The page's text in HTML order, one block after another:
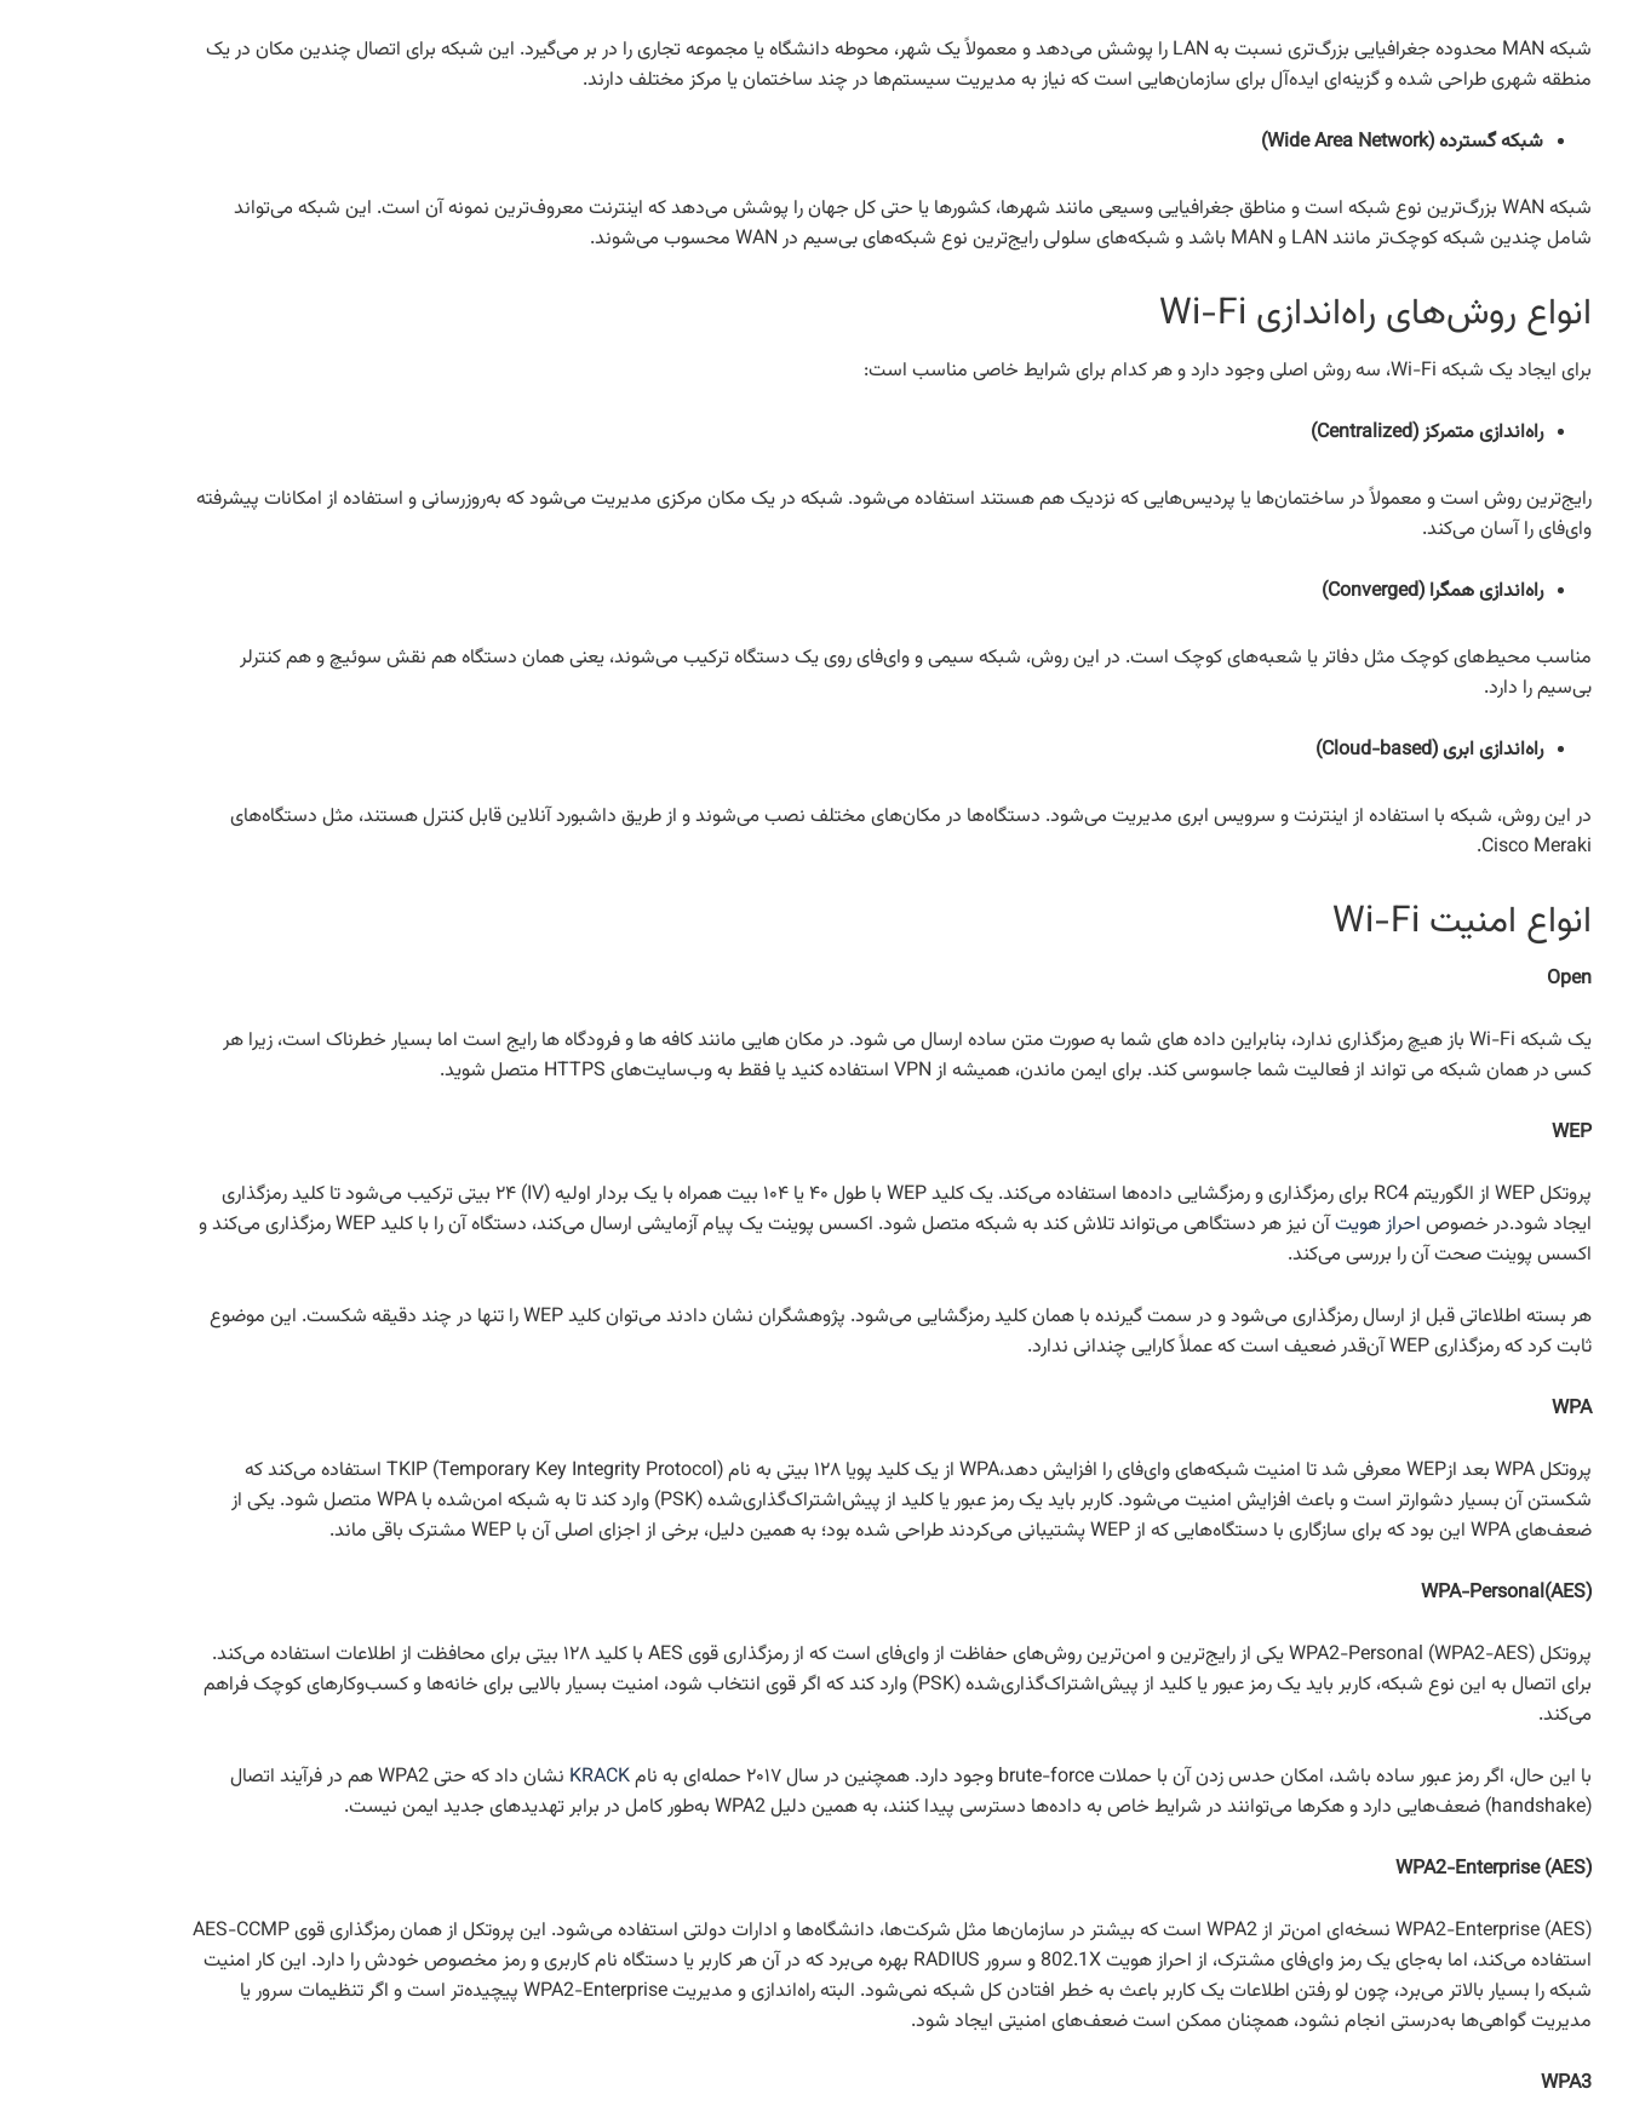
شبکه MAN محدوده جغرافیایی بزرگ‌تری نسبت به LAN را پوشش می‌دهد و معمولاً یک شهر، محوطه دانشگاه یا مجموعه تجاری را در بر می‌گیرد. این شبکه برای اتصال چندین مکان در یک
منطقه شهری طراحی شده و گزینه‌ای ایده‌آل برای سازمان‌هایی است که نیاز به مدیریت سیستم‌ها در چند ساختمان یا مرکز مختلف دارند.
شبکه گسترده (Wide Area Network)
شبکه WAN بزرگ‌ترین نوع شبکه است و مناطق جغرافیایی وسیعی مانند شهرها، کشورها یا حتی کل جهان را پوشش می‌دهد که اینترنت معروف‌ترین نمونه آن است. این شبکه می‌تواند
شامل چندین شبکه کوچک‌تر مانند LAN و MAN باشد و شبکه‌های سلولی رایج‌ترین نوع شبکه‌های بی‌سیم در WAN محسوب می‌شوند.
انواع روش‌های راه‌اندازی Wi-Fi
برای ایجاد یک شبکه Wi-Fi، سه روش اصلی وجود دارد و هر کدام برای شرایط خاصی مناسب است:
راه‌اندازی متمرکز (Centralized)
رایج‌ترین روش است و معمولاً در ساختمان‌ها یا پردیس‌هایی که نزدیک هم هستند استفاده می‌شود. شبکه در یک مکان مرکزی مدیریت می‌شود که به‌روزرسانی و استفاده از امکانات پیشرفته
وای‌فای را آسان می‌کند.
راه‌اندازی همگرا (Converged)
مناسب محیط‌های کوچک مثل دفاتر یا شعبه‌های کوچک است. در این روش، شبکه سیمی و وای‌فای روی یک دستگاه ترکیب می‌شوند، یعنی همان دستگاه هم نقش سوئیچ و هم کنترلر
بی‌سیم را دارد.
راه‌اندازی ابری (Cloud-based)
در این روش، شبکه با استفاده از اینترنت و سرویس ابری مدیریت می‌شود. دستگاه‌ها در مکان‌های مختلف نصب می‌شوند و از طریق داشبورد آنلاین قابل کنترل هستند، مثل دستگاه‌های
Cisco Meraki.
انواع امنیت Wi-Fi
Open
یک شبکه Wi-Fi باز هیچ رمزگذاری ندارد، بنابراین داده های شما به صورت متن ساده ارسال می شود. در مکان هایی مانند کافه ها و فرودگاه ها رایج است اما بسیار خطرناک است، زیرا هر
کسی در همان شبکه می تواند از فعالیت شما جاسوسی کند. برای ایمن ماندن، همیشه از VPN استفاده کنید یا فقط به وب‌سایت‌های HTTPS متصل شوید.
WEP
پروتکل WEP از الگوریتم RC4 برای رمزگذاری و رمزگشایی داده‌ها استفاده می‌کند. یک کلید WEP با طول ۴۰ یا ۱۰۴ بیت همراه با یک بردار اولیه (IV) ۲۴ بیتی ترکیب می‌شود تا کلید رمزگذاری
ایجاد شود.در خصوص احراز هویت
آن نیز هر دستگاهی می‌تواند تلاش کند به شبکه متصل شود. اکسس پوینت یک پیام آزمایشی ارسال می‌کند، دستگاه آن را با کلید WEP رمزگذاری می‌کند و
اکسس پوینت صحت آن را بررسی می‌کند.
هر بسته اطلاعاتی قبل از ارسال رمزگذاری می‌شود و در سمت گیرنده با همان کلید رمزگشایی می‌شود. پژوهشگران نشان دادند می‌توان کلید WEP را تنها در چند دقیقه شکست. این موضوع
ثابت کرد که رمزگذاری WEP آن‌قدر ضعیف است که عملاً کارایی چندانی ندارد.
WPA
پروتکل WPA بعد ازWEP معرفی شد تا امنیت شبکه‌های وای‌فای را افزایش دهد،WPA از یک کلید پویا ۱۲۸ بیتی به نام TKIP (Temporary Key Integrity Protocol) استفاده می‌کند که
شکستن آن بسیار دشوارتر است و باعث افزایش امنیت می‌شود. کاربر باید یک رمز عبور یا کلید از پیش‌اشتراک‌گذاری‌شده (PSK) وارد کند تا به شبکه امن‌شده با WPA متصل شود. یکی از
ضعف‌های WPA این بود که برای سازگاری با دستگاه‌هایی که از WEP پشتیبانی می‌کردند طراحی شده بود؛ به همین دلیل، برخی از اجزای اصلی آن با WEP مشترک باقی ماند.
WPA-Personal(AES)
پروتکل WPA2-Personal (WPA2-AES) یکی از رایج‌ترین و امن‌ترین روش‌های حفاظت از وای‌فای است که از رمزگذاری قوی AES با کلید ۱۲۸ بیتی برای محافظت از اطلاعات استفاده می‌کند.
برای اتصال به این نوع شبکه، کاربر باید یک رمز عبور یا کلید از پیش‌اشتراک‌گذاری‌شده (PSK) وارد کند که اگر قوی انتخاب شود، امنیت بسیار بالایی برای خانه‌ها و کسب‌وکارهای کوچک فراهم
می‌کند.
با این حال، اگر رمز عبور ساده باشد، امکان حدس زدن آن با حملات brute-force وجود دارد. همچنین در سال ۲۰۱۷ حمله‌ای به نام KRACK
نشان داد که حتی WPA2 هم در فرآیند اتصال
(handshake) ضعف‌هایی دارد و هکرها می‌توانند در شرایط خاص به داده‌ها دسترسی پیدا کنند، به همین دلیل WPA2 به‌طور کامل در برابر تهدیدهای جدید ایمن نیست.
WPA2-Enterprise (AES)
WPA2-Enterprise (AES) نسخه‌ای امن‌تر از WPA2 است که بیشتر در سازمان‌ها مثل شرکت‌ها، دانشگاه‌ها و ادارات دولتی استفاده می‌شود. این پروتکل از همان رمزگذاری قوی AES-CCMP
استفاده می‌کند، اما به‌جای یک رمز وای‌فای مشترک، از احراز هویت 802.1X و سرور RADIUS بهره می‌برد که در آن هر کاربر یا دستگاه نام کاربری و رمز مخصوص خودش را دارد. این کار امنیت
شبکه را بسیار بالاتر می‌برد، چون لو رفتن اطلاعات یک کاربر باعث به خطر افتادن کل شبکه نمی‌شود. البته راه‌اندازی و مدیریت WPA2-Enterprise پیچیده‌تر است و اگر تنظیمات سرور یا
مدیریت گواهی‌ها به‌درستی انجام نشود، همچنان ممکن است ضعف‌های امنیتی ایجاد شود.
WPA3